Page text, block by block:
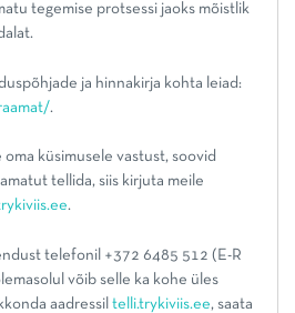
tegemise protsessi jaoks mõistlik
ja hinnakirja kohta leiad:
.
küsimusele vastust, soovid
tellida, siis kirjuta meile
.
telefonil +372 6485 512 (E-R
võib selle ka kohe üles
aadressil telli.trykiviis.ee, saata